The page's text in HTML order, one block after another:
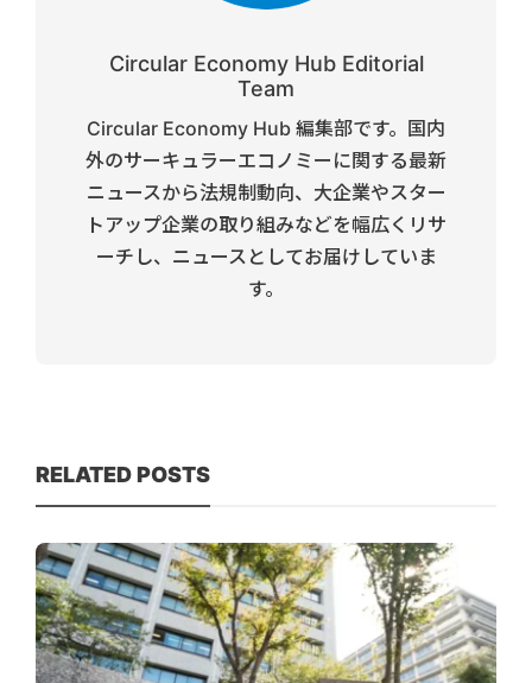
Circular Economy Hub Editorial
Team
Circular Economy Hub 編集部です。国内
外のサーキュラーエコノミーに関する最新
ニュースから法規制動向、大企業やスター
トアップ企業の取り組みなどを幅広くリサ
ーチし、ニュースとしてお届けしていま
す。
RELATED POSTS